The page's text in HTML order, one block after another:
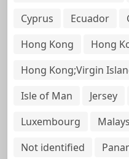
Cyprus
Ecuador
Hong Kong
Hong
Hong Kong;Virgin
Isle of Man
Jersey
Luxembourg
Not identified